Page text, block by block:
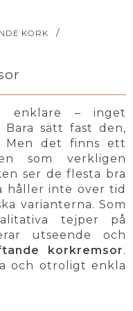
KORK /
enklare – inget
sätt fast den,
det finns ett
som verkligen
ser de flesta bra
håller inte över tid
varianterna. Som
tejper på
utseende och
korkremsor.
och otroligt enkla